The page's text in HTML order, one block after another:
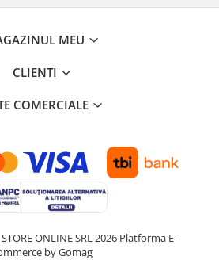
MEU
CLIENTI
COMERCIALE
ONLINE SRL 2026 Platforma E-
by Gomag